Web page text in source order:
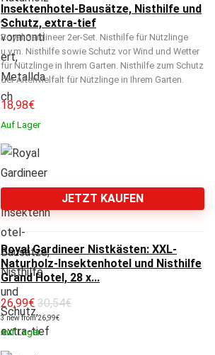
Insektenhotel-Bausätze, Nisthilfe und
Schutz, extra-tief
Royal Gardineer 2er-Set. Nisthilfe für Nützlinge
u.v.m. Nisthilfe sowie Schutz vor Wind und Wetter
für Nützlinge in Ihrem Garten. Nisthilfe zum Schutz
der Artenvielfalt für Nützlinge in Ihrem Garten.
18,98€
Auf Lager
JETZT KAUFEN
Royal Gardineer Nistkästen: XXL-
Naturholz-Insektenhotel und Nisthilfe
Grand Hotel, 28 x...
26,99€ 30,54€
3 new from 26,99€
Auf Lager